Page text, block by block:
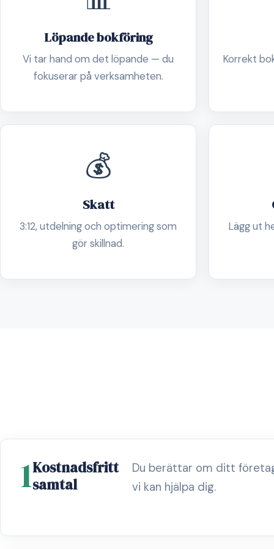
Löpande bokföring
Vi tar hand om det löpande — du
fokuserar på verksamheten.
Korrekt
💰
Skatt
3:12, utdelning och optimering som
gör skillnad.
Lägg ut
1Kostnadsfritt
samtal
Du berättar om ditt
vi kan hjälpa dig.